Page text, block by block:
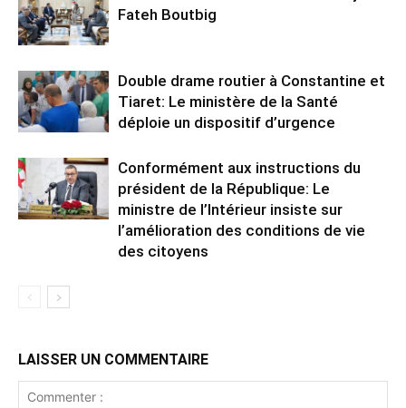
Fateh Boutbig
Double drame routier à Constantine et
Tiaret: Le ministère de la Santé
déploie un dispositif d’urgence
Conformément aux instructions du
président de la République: Le
ministre de l’Intérieur insiste sur
l’amélioration des conditions de vie
des citoyens
LAISSER UN COMMENTAIRE